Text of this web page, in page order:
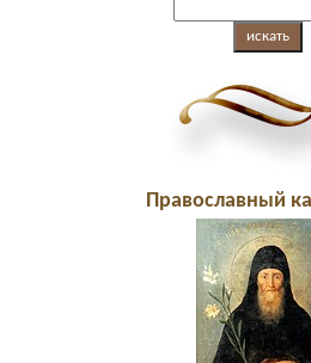
Православный